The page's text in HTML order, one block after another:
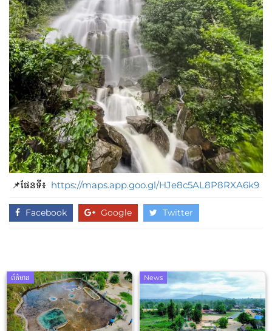
📌ផែនទី៖ https://maps.app.goo.gl/HJe8c5AL8P8RXA6k9
Facebook Google Twitter
ព័ត៌មាន News